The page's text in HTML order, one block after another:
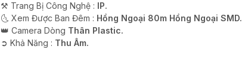
⚒ Trang Bị Công Nghệ : IP.
🌜 Xem Được Ban Đêm : Hồng Ngoại 80m Hồng Ngoại SMD.
👑 Camera Dòng Thân Plastic.
️➲ Khả Năng : Thu Âm.